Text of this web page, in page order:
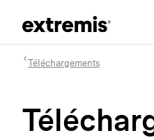
Téléchargements